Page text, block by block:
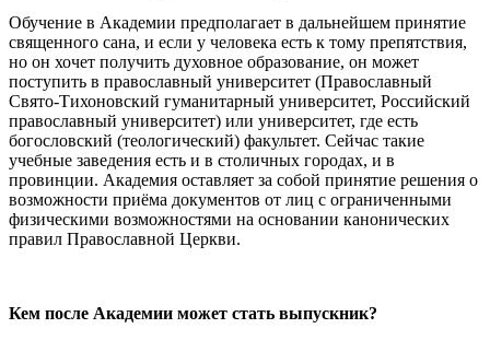
Обучение в Академии предполагает в дальнейшем принятие
священного сана, и если у человека есть к тому препятствия,
но он хочет получить духовное образование, он может
поступить в православный университет (Православный
Свято-Тихоновский гуманитарный университет, Российский
православный университет) или университет, где есть
богословский (теологический) факультет. Сейчас такие
учебные заведения есть и в столичных городах, и в
провинции. Академия оставляет за собой принятие решения о
возможности приёма документов от лиц с ограниченными
физическими возможностями на основании канонических
правил Православной Церкви.
Кем после Академии может стать выпускник?